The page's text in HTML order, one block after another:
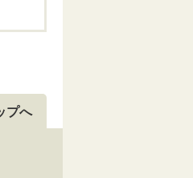
プへ